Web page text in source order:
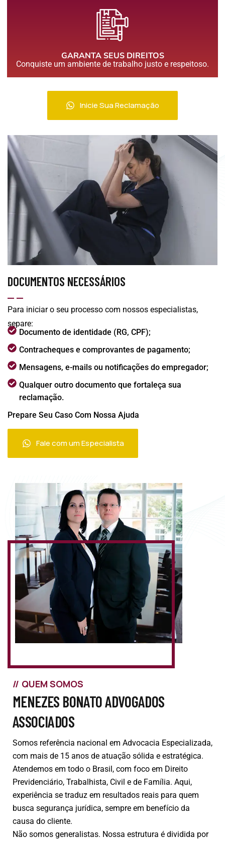
GARANTA SEUS DIREITOS
Conquiste um ambiente de trabalho justo e respeitoso.
Inicie Sua Reclamação
DOCUMENTOS NECESSÁRIOS
Para iniciar o seu processo com nossos especialistas,
separe:
Documento de identidade (RG, CPF);
Contracheques e comprovantes de pagamento;
Mensagens, e-mails ou notificações do empregador;
Qualquer outro documento que fortaleça sua
reclamação.
Prepare Seu Caso Com Nossa Ajuda
Fale com um Especialista
QUEM SOMOS
MENEZES BONATO ADVOGADOS
ASSOCIADOS
Somos referência nacional em Advocacia Especializada,
com mais de 15 anos de atuação sólida e estratégica.
Atendemos em todo o Brasil, com foco em Direito
Previdenciário, Trabalhista, Civil e de Família. Aqui,
experiência se traduz em resultados reais para quem
busca segurança jurídica, sempre em benefício da
causa do cliente.
Não somos generalistas. Nossa estrutura é dividida por